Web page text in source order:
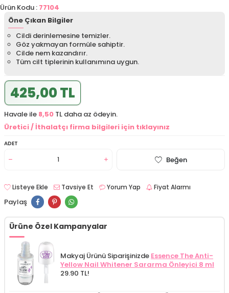
Ürün Kodu : 77104
Öne Çıkan Bilgiler
Cildi derinlemesine temizler.
Göz yakmayan formüle sahiptir.
Cilde nem kazandırır.
Tüm cilt tiplerinin kullanımına uygun.
425,00 TL
Havale ile 8,50 TL daha az ödeyin.
Üretici / İthalatçı firma bilgileri için tıklayınız
ADET
Beğen
Listeye Ekle Tavsiye Et Yorum Yap Fiyat Alarmı
Paylaş
Ürüne Özel Kampanyalar
Makyaj Ürünü Siparişinizde Essence The Anti-
Yellow Nail Whitener Sararma Önleyici 8 ml
29.90 TL!